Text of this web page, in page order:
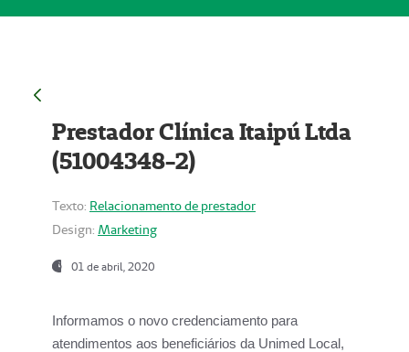
Prestador Clínica Itaipú Ltda
(51004348-2)
Texto: Relacionamento de prestador
Design: Marketing
01 de abril, 2020
Informamos o novo credenciamento para
atendimentos aos beneficiários da Unimed Local,